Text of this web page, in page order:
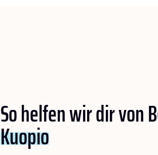
So helfen wir dir von
Kuopio